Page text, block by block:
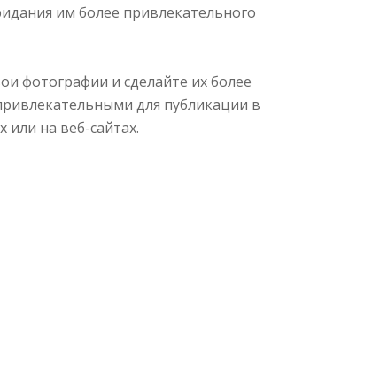
им более привлекательного
фотографии и сделайте их более
для публикации в
или на веб-сайтах.